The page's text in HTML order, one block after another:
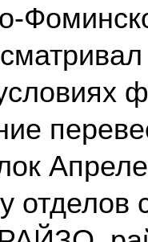
отделов